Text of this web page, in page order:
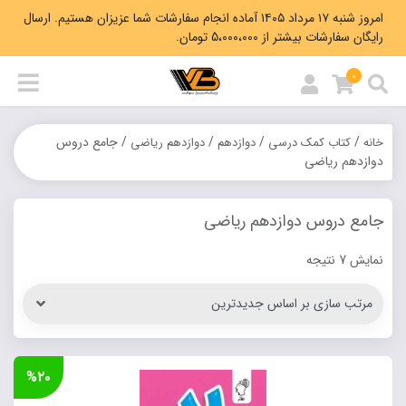
امروز شنبه ۱۷ مرداد ۱۴۰۵ آماده انجام سفارشات شما عزیزان هستیم. ارسال
رایگان سفارشات بیشتر از 5،000،000 تومان.
0
خانه/کتاب کمک درسی /دوازدهم /دوازدهم ریاضی / جامع دروس
دوازدهم ریاضی
جامع دروس دوازدهم ریاضی
نمایش 7 نتیجه
Sorted
latest
%۲۰